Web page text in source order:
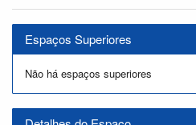
Espaços Superiores
Não há espaços superiores